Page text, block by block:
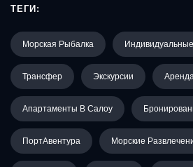
ТЕГИ:
Морская Рыбалка
Трансфер Экскурсии
Апартаменты В Салоу
ПортАвентура Морские